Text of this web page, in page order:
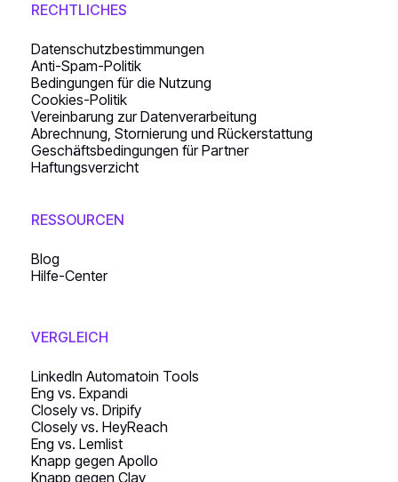
RECHTLICHES
Datenschutzbestimmungen
Anti-Spam-Politik
Bedingungen für die Nutzung
Cookies-Politik
Vereinbarung zur Datenverarbeitung
Abrechnung, Stornierung und Rückerstattung
Geschäftsbedingungen für Partner
Haftungsverzicht
RESSOURCEN
Blog
Hilfe-Center
VERGLEICH
LinkedIn Automatoin Tools
Eng vs. Expandi
Closely vs. Dripify
Closely vs. HeyReach
Eng vs. Lemlist
Knapp gegen Apollo
Knapp gegen Clay